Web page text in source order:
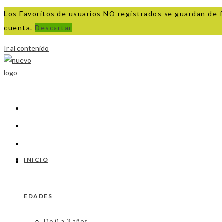
Los Favoritos de usuarios NO registrados se guardan
cuenta. Descartar
Ir al contenido
INICIO
EDADES